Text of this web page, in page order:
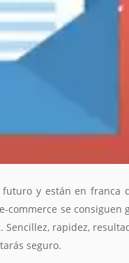
y están en franca
se
rapidez,
seguro.